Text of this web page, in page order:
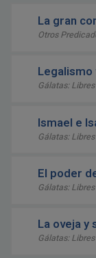
La gran
Otros
Legalismo
Gálatas:
Ismael e
Gálatas:
El poder
Gálatas:
La oveja y
Gálatas: